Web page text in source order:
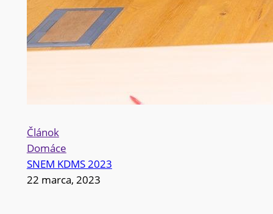
Článok
Domáce
SNEM KDMS 2023
22 marca, 2023